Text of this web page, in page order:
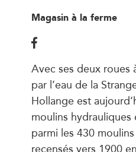
Magasin à la ferme
Avec ses deux roues
par l’eau de la
Hollange est
moulins
parmi les 430
recensés vers 1900